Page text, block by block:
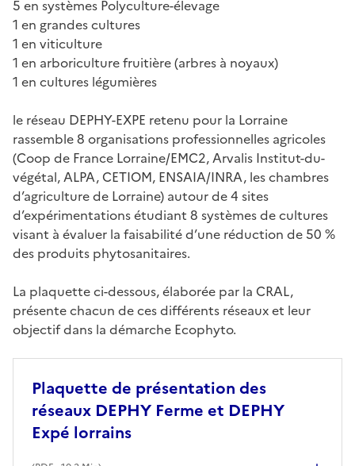
5 en systèmes Polyculture-élevage
1 en grandes cultures
1 en viticulture
1 en arboriculture fruitière (arbres à noyaux)
1 en cultures légumières
le réseau DEPHY-EXPE retenu pour la Lorraine
rassemble 8 organisations professionnelles agricoles
(Coop de France Lorraine/EMC2, Arvalis Institut-du-
végétal, ALPA, CETIOM, ENSAIA/INRA, les chambres
d’agriculture de Lorraine) autour de 4 sites
d’expérimentations étudiant 8 systèmes de cultures
visant à évaluer la faisabilité d’une réduction de 50 %
des produits phytosanitaires.
La plaquette ci-dessous, élaborée par la CRAL,
présente chacun de ces différents réseaux et leur
objectif dans la démarche Ecophyto.
Plaquette de présentation des
réseaux DEPHY Ferme et DEPHY
Expé lorrains